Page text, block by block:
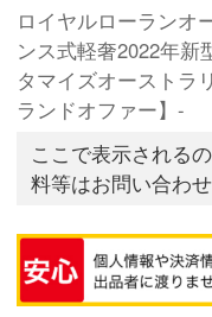
ロイヤルローランオ
ンス式軽奢2022年新
タマイズオーストラ
ランドオファー】-
ここで表示される
料等はお問い合わ